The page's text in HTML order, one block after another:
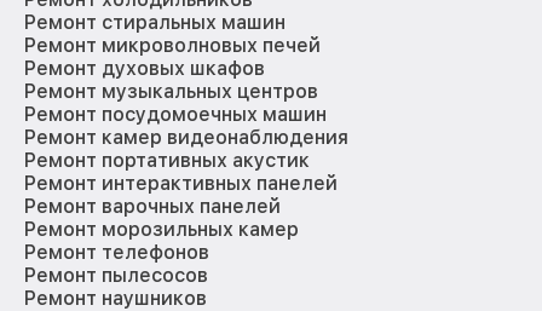
Ремонт стиральных машин
Ремонт микроволновых печей
Ремонт духовых шкафов
Ремонт музыкальных центров
Ремонт посудомоечных машин
Ремонт камер видеонаблюдения
Ремонт портативных акустик
Ремонт интерактивных панелей
Ремонт варочных панелей
Ремонт морозильных камер
Ремонт телефонов
Ремонт пылесосов
Ремонт наушников